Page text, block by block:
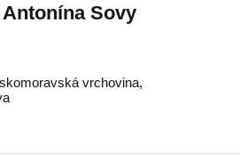
Sovy
vrchovina,